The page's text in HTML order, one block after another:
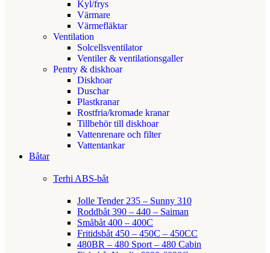
Kyl/frys
Värmare
Värmefläktar
Ventilation
Solcellsventilator
Ventiler & ventilationsgaller
Pentry & diskhoar
Diskhoar
Duschar
Plastkranar
Rostfria/kromade kranar
Tillbehör till diskhoar
Vattenrenare och filter
Vattentankar
Båtar
Terhi ABS-båt
Jolle Tender 235 – Sunny 310
Roddbåt 390 – 440 – Saiman
Småbåt 400 – 400C
Fritidsbåt 450 – 450C – 450CC
480BR – 480 Sport – 480 Cabin